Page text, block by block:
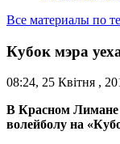
Все материалы по
Кубок мэра
08:24, 25 Квітня ,
В Красном
волейболу на